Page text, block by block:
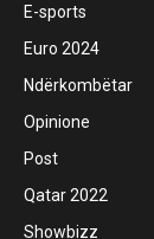
E-sports
Euro 2024
Ndërkombëtar
Opinione
Post
Qatar 2022
Showbizz